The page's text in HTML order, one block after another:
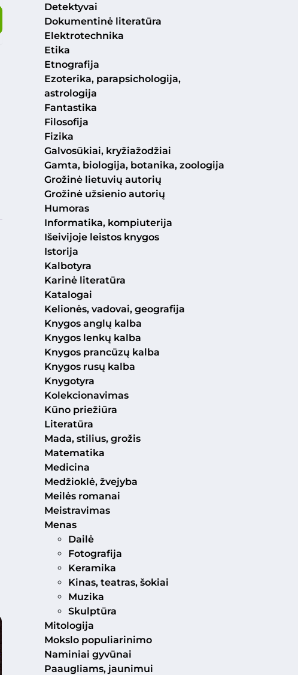
Detektyvai
Dokumentinė literatūra
Elektrotechnika
Etika
Etnografija
Ezoterika, parapsichologija,
astrologija
Fantastika
Filosofija
Fizika
Galvosūkiai, kryžiažodžiai
Gamta, biologija, botanika, zoologija
Grožinė lietuvių autorių
Grožinė užsienio autorių
Humoras
Informatika, kompiuterija
Išeivijoje leistos knygos
Istorija
Kalbotyra
Karinė literatūra
Katalogai
Kelionės, vadovai, geografija
Knygos anglų kalba
Knygos lenkų kalba
Knygos prancūzų kalba
Knygos rusų kalba
Knygotyra
Kolekcionavimas
Kūno priežiūra
Literatūra
Mada, stilius, grožis
Matematika
Medicina
Medžioklė, žvejyba
Meilės romanai
Meistravimas
Menas
Dailė
Fotografija
Keramika
Kinas, teatras, šokiai
Muzika
Skulptūra
Mitologija
Mokslo populiarinimo
Naminiai gyvūnai
Paaugliams, jaunimui